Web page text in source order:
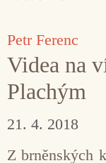
Petr Ferenc
Videa na
Plachým
21. 4. 2018
Z brněnských